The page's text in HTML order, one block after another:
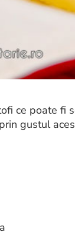
ce poate fi
gustul